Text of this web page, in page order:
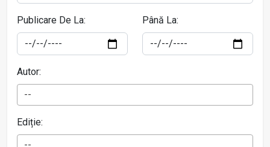
Publicare De La: Până La:
Autor:
--
Ediție: